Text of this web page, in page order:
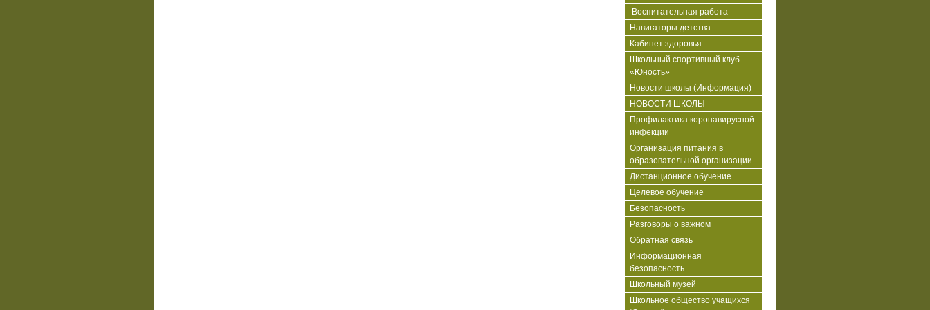
Воспитательная работа
Навигаторы детства
Кабинет здоровья
Школьный спортивный клуб
«Юность»
Новости школы (Информация)
НОВОСТИ ШКОЛЫ
Профилактика коронавирусной
инфекции
Организация питания в
образовательной организации
Дистанционное обучение
Целевое обучение
Безопасность
Разговоры о важном
Обратная связь
Информационная
безопасность
Школьный музей
Школьное общество учащихся